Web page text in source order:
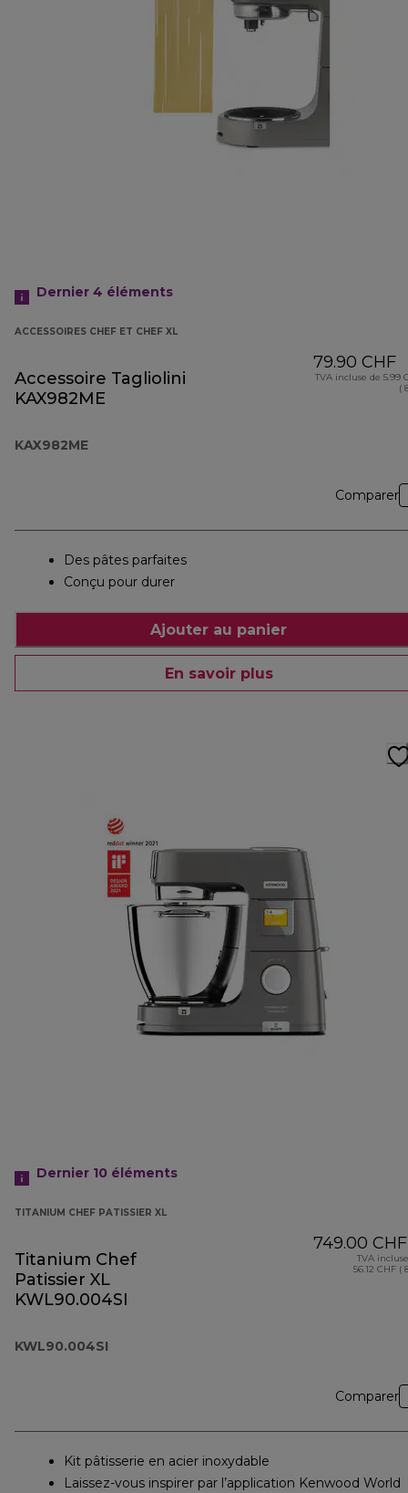
Dernier 4 éléments
ACCESSOIRES CHEF ET CHEF XL
Accessoire Tagliolini
KAX982ME
KAX982ME
79.90 CHF
TVA incluse de 5.99
(
Comparer
Des pâtes parfaites
Conçu pour durer
Ajouter au panier
En savoir plus
Dernier 10 éléments
TITANIUM CHEF PATISSIER XL
Titanium Chef
Patissier XL
KWL90.004SI
KWL90.004SI
749.00 CHF
TVA
56.12 CHF (
Comparer
Kit pâtisserie en acier inoxydable
Laissez-vous inspirer par l’application Kenwood World